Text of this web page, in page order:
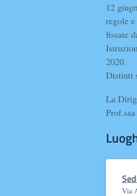
12
regole
fissate
2020.
Distinti
La
Via